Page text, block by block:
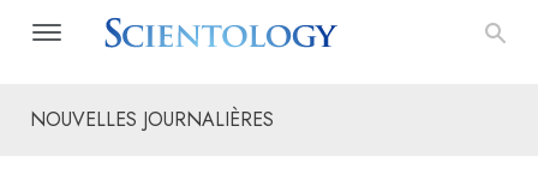
NOUVELLES JOURNALIÈRES